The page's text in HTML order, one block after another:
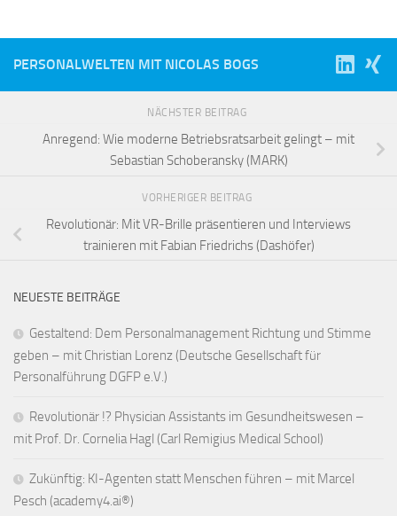
PERSONALWELTEN MIT NICOLAS BOGS
NÄCHSTER BEITRAG
Anregend: Wie moderne Betriebsratsarbeit gelingt – mit
Sebastian Schoberansky (MARK)
VORHERIGER BEITRAG
Revolutionär: Mit VR-Brille präsentieren und Interviews
trainieren mit Fabian Friedrichs (Dashöfer)
NEUESTE BEITRÄGE
Gestaltend: Dem Personalmanagement Richtung und Stimme
geben – mit Christian Lorenz (Deutsche Gesellschaft für
Personalführung DGFP e.V.)
Revolutionär !? Physician Assistants im Gesundheitswesen –
mit Prof. Dr. Cornelia Hagl (Carl Remigius Medical School)
Zukünftig: KI-Agenten statt Menschen führen – mit Marcel
Pesch (academy4.ai®)